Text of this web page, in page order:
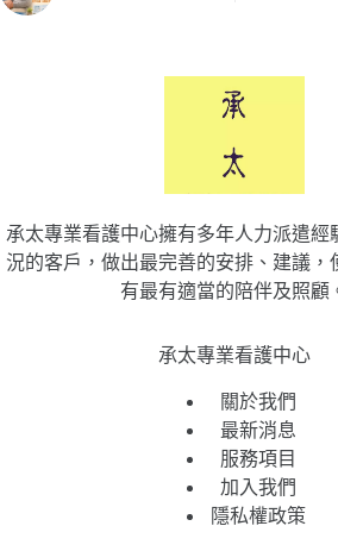
承太專業看護中心擁有多年人力派遣經
況的客戶，做出最完善的安排、建議，
有最有適當的陪伴及照顧
承太專業看護中心
關於我們
最新消息
服務項目
加入我們
隱私權政策